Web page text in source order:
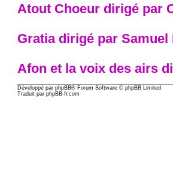
Atout Choeur dirigé par
Gratia dirigé par Samuel
Afon et la voix des airs
Développé parphpBB® Forum Software © phpBB Limited
Traduit parphpBB-fr.com